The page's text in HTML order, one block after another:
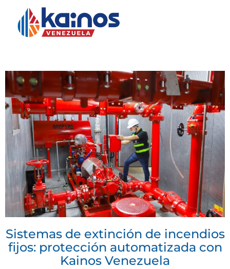
Sistemas de extinción de incendios
fijos: protección automatizada con
Kainos Venezuela